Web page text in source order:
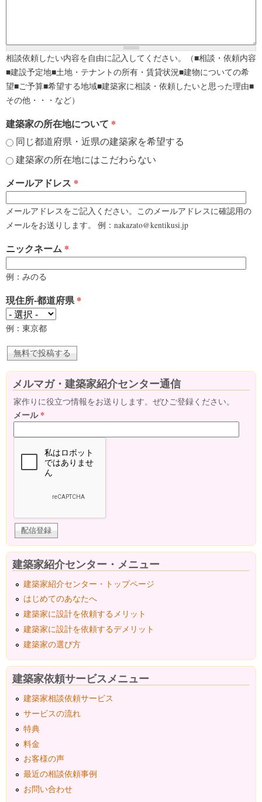
相談依頼したい内容を自由に記入してください。（■相談・依頼内容
■建設予定地■土地・テナントの所有・賃貸状況■建物についての希
望■ご予算■希望する地域■建築家に相談・依頼したいと思った理由■
その他・・・など）
建築家の所在地について *
同じ都道府県・近県の建築家を希望する
建築家の所在地にはこだわらない
メールアドレス *
メールアドレスをご記入ください。このメールアドレスに確認用の
メールをお送りします。 例：nakazato@kentikusi.jp
ニックネーム *
例：みのる
現住所-都道府県*
例：東京都
メルマガ・建築家紹介センター通信
家作りに役立つ情報をお送りします。ぜひご登録ください。
メール*
建築家紹介センター・メニュー
建築家紹介センター・トップページ
はじめてのあなたへ
建築家に設計を依頼するメリット
建築家に設計を依頼するデメリット
建築家の選び方
建築家依頼サービスメニュー
建築家相談依頼サービス
サービスの流れ
特典
料金
お客様の声
最近の相談依頼事例
お問い合わせ